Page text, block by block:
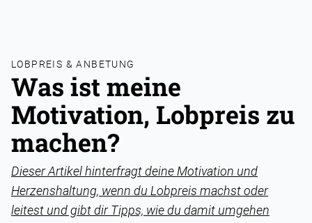
LOBPREIS & ANBETUNG
Was ist meine
Motivation, Lobpreis zu
machen?
Dieser Artikel hinterfragt deine Motivation und
Herzenshaltung, wenn du Lobpreis machst oder
leitest und gibt dir Tipps, wie du damit umgehen